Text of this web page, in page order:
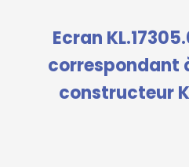
Ecran
correspondant
constructeur